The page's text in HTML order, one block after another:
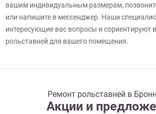
вашим индивидуальным размерам,
или напишите в мессенджер. Наши
интересующие вас вопросы и сориентируют
рольставней для вашего помещения.
Ремонт рольставней в
Акции и